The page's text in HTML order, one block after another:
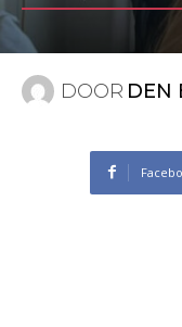
DOOR DEN